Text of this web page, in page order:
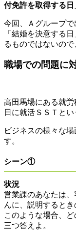
付免許を取得する日
今回、Ａグループで
「結婚を決意する
るものではないの
職場での問題に
高田馬場にある就
日に就活ＳＳＴと
ビジネスの様々な
す。
シーン①
状況
営業課のあなたは
んに、説明すると
このような場合、ど
三つ答えよ。